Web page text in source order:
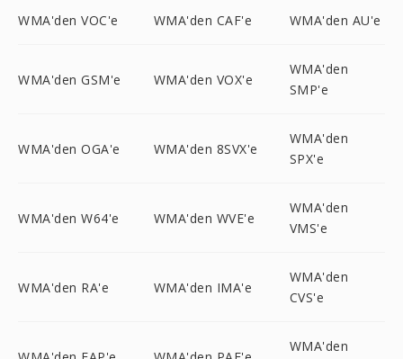
WMA'den VOC'e WMA'den CAF'e WMA'den AU'e
WMA'den GSM'e WMA'den VOX'e
WMA'den
SMP'e
WMA'den OGA'e WMA'den 8SVX'e
WMA'den
SPX'e
WMA'den W64'e WMA'den WVE'e
WMA'den
VMS'e
WMA'den RA'e WMA'den IMA'e
WMA'den
CVS'e
WMA'den